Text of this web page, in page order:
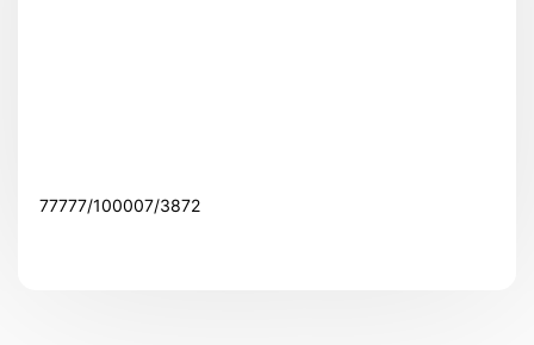
77777/100007/3872